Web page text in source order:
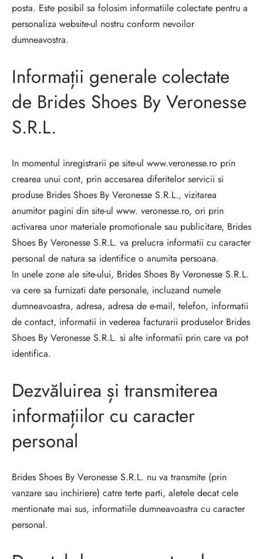
posta. Este posibil sa folosim informatiile colectate pentru a
personaliza website-ul nostru conform nevoilor
dumneavostra.
Informații generale colectate
de Brides Shoes By Veronesse
S.R.L.
In momentul inregistrarii pe site-ul www.veronesse.ro prin
crearea unui cont, prin accesarea diferitelor servicii si
produse Brides Shoes By Veronesse S.R.L., vizitarea
anumitor pagini din site-ul www. veronesse.ro, ori prin
activarea unor materiale promotionale sau publicitare, Brides
Shoes By Veronesse S.R.L. va prelucra informatii cu caracter
personal de natura sa identifice o anumita persoana.
In unele zone ale site-ului, Brides Shoes By Veronesse S.R.L.
va cere sa furnizati date personale, incluzand numele
dumneavoastra, adresa, adresa de e-mail, telefon, informatii
de contact, informatii in vederea facturarii produselor Brides
Shoes By Veronesse S.R.L. si alte informatii prin care va pot
identifica.
Dezvăluirea și transmiterea
informațiilor cu caracter
personal
Brides Shoes By Veronesse S.R.L. nu va transmite (prin
vanzare sau inchiriere) catre terte parti, aletele decat cele
mentionate mai sus, informatiile dumneavoastra cu caracter
personal.